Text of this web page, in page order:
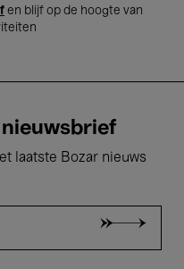
en blijf op de hoogte van
laatste Bozar nieuws